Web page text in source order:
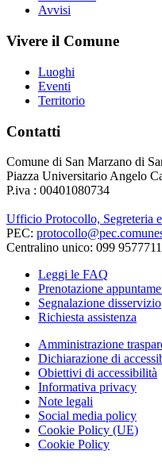
Avvisi
Vivere il Comune
Luoghi
Eventi
Territorio
Contatti
Comune di San Marzano di
Piazza Universitario Angelo
P.iva : 00401080734
Ufficio Protocollo, Segreteria
PEC:
Centralino unico: 099 9577711
Leggi le FAQ
Prenotazione
Segnalazione disservizio
Richiesta assistenza
Amministrazione
Dichiarazione di
Obiettivi di accessibilità
Informativa privacy
Note legali
Social media policy
Cookie Policy (UE)
Cookie Policy